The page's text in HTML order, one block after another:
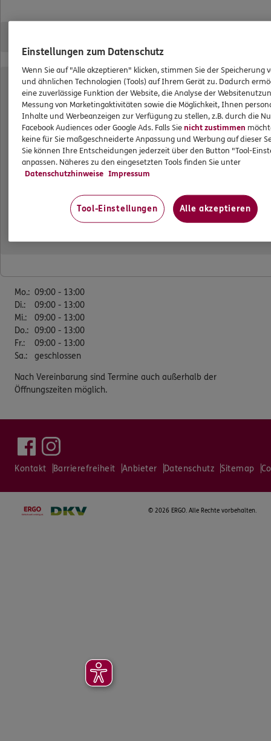
Standorte
ERGO Versicherung Ulrich Lurz
Geschäftsstelle
Castroper Str.275 Geschäftsstelle
0234/9230996
0172/2889818
Fax: 0234/9230998
Mo.: 09:00 - 13:00
Di.:
09:00 - 13:00
Mi.:
09:00 - 13:00
Do.: 09:00 - 13:00
Fr.:
09:00 - 13:00
Sa.: geschlossen
Nach Vereinbarung sind Termine auch außerhalb der
Öffnungszeiten möglich.
Kontakt Barrierefreiheit Anbieter Datenschutz Sitemap
© 2026 ERGO. Alle Rechte vorbehalten.
Einstellungen zum Datenschutz
Wenn Sie auf "Alle akzeptieren" klicken, stimmen Sie der Speicherung
und ähnlichen Technologien (Tools) auf Ihrem Gerät zu. Dadurch
eine zuverlässige Funktion der Website, die Analyse der
Messung von Marketingaktivitäten sowie die Möglichkeit, Ihnen
Inhalte und Werbeanzeigen zur Verfügung zu stellen, z.B. durch die
Facebook Audiences oder Google Ads. Falls Sienicht zustimmen
keine für Sie maßgeschneiderte Anpassung und Werbung auf dieser
Sie können Ihre Entscheidungen jederzeit über den Button "Tool-
anpassen. Näheres zu den eingesetzten Tools finden Sie unter
Datenschutzhinweise Impressum
Tool-Einstellungen Alle akzeptieren